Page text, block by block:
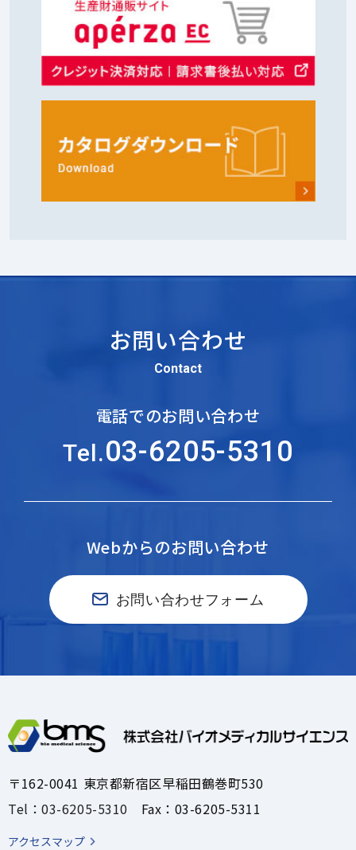
お問い合わせ
Contact
電話でのお問い合わせ
Tel.03-6205-5310
Webからのお問い合わせ
お問い合わせフォーム
〒162-0041 東京都新宿区早稲田鶴巻町530
Tel：03-6205-5310 Fax：03-6205-5311
アクセスマップ